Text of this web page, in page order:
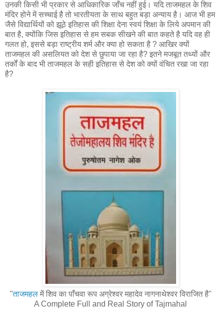
उनकी किसी भी प्रकार से आधिकारिक जाँच नहीं हुई। यदि ताजमहल के शिव
मंदिर होने में सच्चाई है तो भारतीयता के साथ बहुत बड़ा अन्याय है। आज भी हम
जैसे विद्यार्थियों को झूठे इतिहास की शिक्षा देना स्वयं शिक्षा के लिये अपमान की
बात है, क्योंकि जिस इतिहास से हम सबक सीखने की बात कहते है यदि वह ही
गलत हो, इससे बड़ा राष्ट्रीय शर्म और क्‍या हो सकता है ? आखिर क्यों
ताजमहल की असलियत को देश से छुपाया जा रहा है? इतने मजबूत तथ्यों और
तर्कों के बाद भी ताजमहल के सही इतिहास से देश को क्यों वंचित रखा जा रहा
है?
"ताजमहलमें शिव का पाँचवा रूप अग्रेश्वर महादेव नागनाथेश्वर विराजित है"
A Complete Full and Real Story of Tajmahal